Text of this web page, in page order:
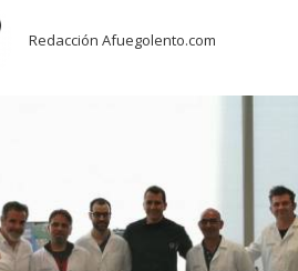
Redacción Afuegolento.com